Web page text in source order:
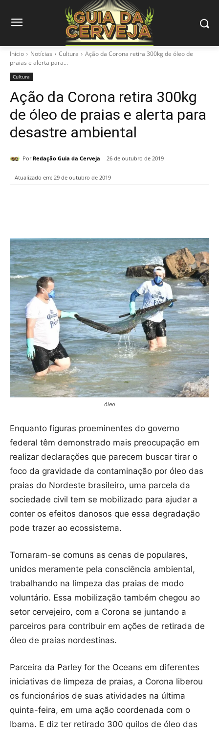
Início Notícias Cultura
Ação da Corona retira 300kg de óleo de
praias e alerta para...
Cultura
Ação da Corona retira 300kg
de óleo de praias e alerta para
desastre ambiental
Por Redação Guia da Cerveja 26 de outubro de 2019
Atualizado em: 29 de outubro de 2019
óleo
Enquanto figuras proeminentes do governo
federal têm demonstrado mais preocupação em
realizar declarações que parecem buscar tirar o
foco da gravidade da contaminação por óleo das
praias do Nordeste brasileiro, uma parcela da
sociedade civil tem se mobilizado para ajudar a
conter os efeitos danosos que essa degradação
pode trazer ao ecossistema.
Tornaram-se comuns as cenas de populares,
unidos meramente pela consciência ambiental,
trabalhando na limpeza das praias de modo
voluntário. Essa mobilização também chegou ao
setor cervejeiro, com a Corona se juntando a
parceiros para contribuir em ações de retirada de
óleo de praias nordestinas.
Parceira da Parley for the Oceans em diferentes
iniciativas de limpeza de praias, a Corona liberou
os funcionários de suas atividades na última
quinta-feira, em uma ação coordenada com o
Ibama. E diz ter retirado 300 quilos de óleo das